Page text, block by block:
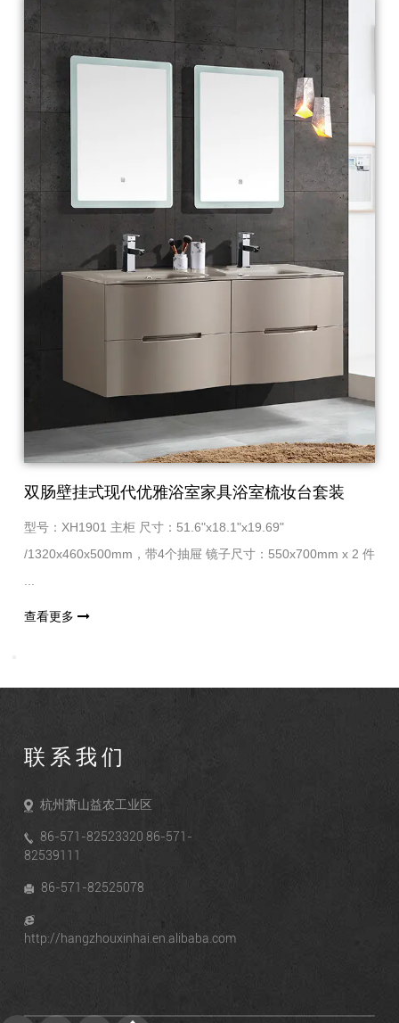
双肠壁挂式现代优雅浴室家具浴室梳妆台套装
型号：XH1901 主柜 尺寸：51.6"x18.1"x19.69"
/1320x460x500mm，带4个抽屉 镜子尺寸：550x700mm x 2 件
查看更多
联系我们
杭州萧山益农工业区
86-571-82523320 86-571-
82539111
86-571-82525078
http://hangzhouxinhai.en.alibaba.com